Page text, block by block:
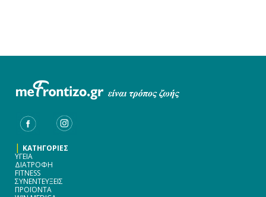
| ΚΑΤΗΓΟΡΙΕΣ
ΥΓΕΙΑ
ΔΙΑΤΡΟΦΗ
FITNESS
ΣΥΝΕΝΤΕΥΞΕΙΣ
ΠΡΟΪΟΝΤΑ